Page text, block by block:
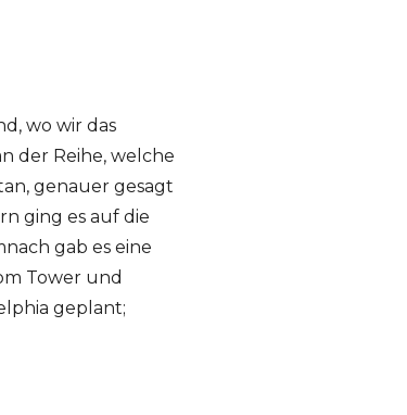
wo wir das
der Reihe, welche
genauer gesagt
ging es auf die
gab es eine
Tower und
geplant;